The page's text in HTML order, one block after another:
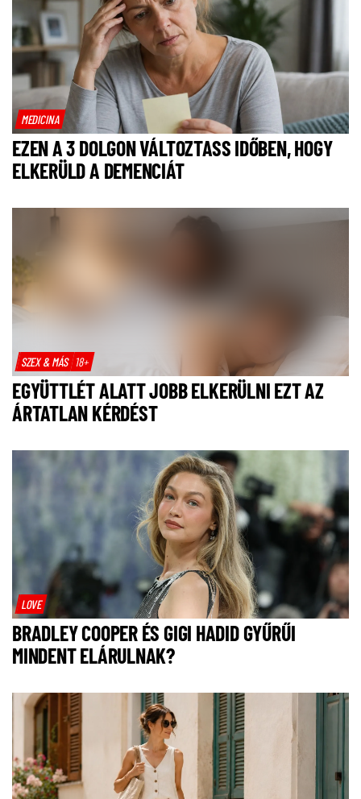
MEDICINA
EZEN A 3 DOLGON VÁLTOZTASS IDŐBEN, HOGY
ELKERÜLD A DEMENCIÁT
SZEX & MÁS 18+
EGYÜTTLÉT ALATT JOBB ELKERÜLNI EZT AZ
ÁRTATLAN KÉRDÉST
LOVE
BRADLEY COOPER ÉS GIGI HADID GYŰRŰI
MINDENT ELÁRULNAK?